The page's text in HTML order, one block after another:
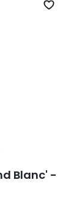
Zet
Blanc' -